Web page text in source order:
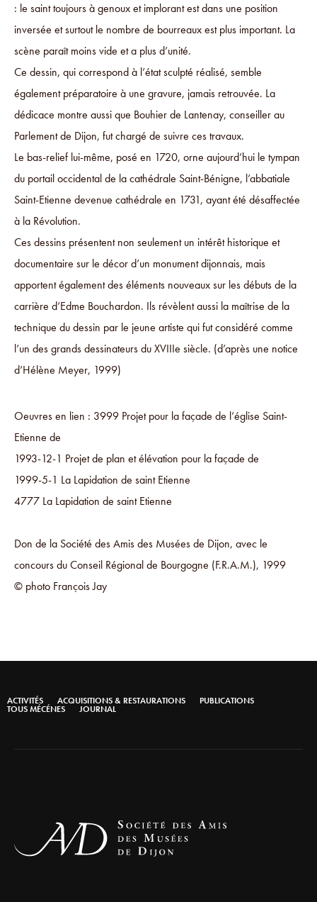
: le saint toujours à genoux et implorant est dans une position
inversée et surtout le nombre de bourreaux est plus important. La
scène paraît moins vide et a plus d’unité.
Ce dessin, qui correspond à l’état sculpté réalisé, semble
également préparatoire à une gravure, jamais retrouvée. La
dédicace montre aussi que Bouhier de Lantenay, conseiller au
Parlement de Dijon, fut chargé de suivre ces travaux.
Le bas-relief lui-même, posé en 1720, orne aujourd’hui le tympan
du portail occidental de la cathédrale Saint-Bénigne, l’abbatiale
Saint-Etienne devenue cathédrale en 1731, ayant été désaffectée
à la Révolution.
Ces dessins présentent non seulement un intérêt historique et
documentaire sur le décor d’un monument dijonnais, mais
apportent également des éléments nouveaux sur les débuts de la
carrière d’Edme Bouchardon. Ils révèlent aussi la maîtrise de la
technique du dessin par le jeune artiste qui fut considéré comme
l’un des grands dessinateurs du XVIIIe siècle. (d’après une notice
d’Hélène Meyer, 1999)
Oeuvres en lien : 3999 Projet pour la façade de l’église Saint-
Etienne de
1993-12-1 Projet de plan et élévation pour la façade de
1999-5-1 La Lapidation de saint Etienne
4777 La Lapidation de saint Etienne
Don de la Société des Amis des Musées de Dijon, avec le
concours du Conseil Régional de Bourgogne (F.R.A.M.), 1999
© photo François Jay
ACTIVITÉS ACQUISITIONS & RESTAURATIONS PUBLICATIONS
TOUS MÉCÉNES JOURNAL